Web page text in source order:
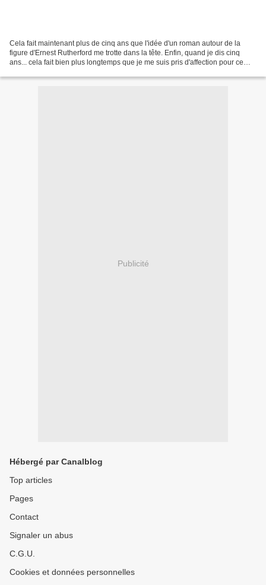
Cela fait maintenant plus de cinq ans que l'idée d'un roman autour de la
figure d'Ernest Rutherford me trotte dans la tête. Enfin, quand je dis cinq
ans... cela fait bien plus longtemps que je me suis pris d'affection pour ce
Publicité
Hébergé par Canalblog
Top articles
Pages
Contact
Signaler un abus
C.G.U.
Cookies et données personnelles